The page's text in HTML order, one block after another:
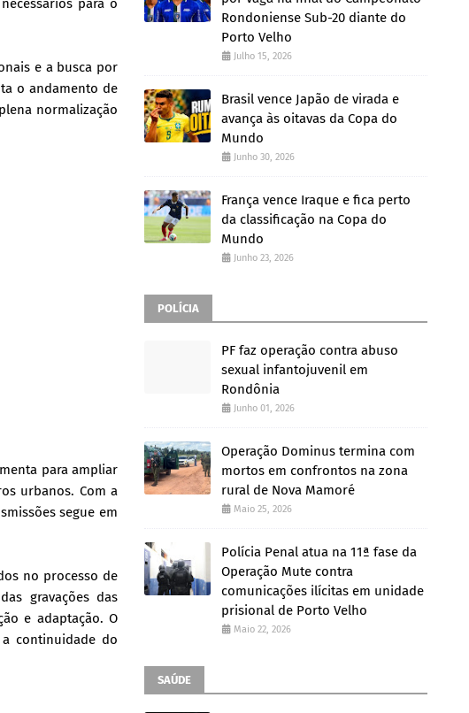
para o
e a busca por
o andamento de
normalização
para ampliar
urbanos. Com a
segue em
no processo de
gravações das
e adaptação. O
continuidade do
Rondoniense Sub-20 diante do
Porto Velho
Julho 15, 2026
Brasil vence Japão de virada e
avança às oitavas da Copa do
Mundo
Junho 30, 2026
França vence Iraque e fica perto
da classificação na Copa do
Mundo
Junho 23, 2026
POLÍCIA
PF faz operação contra abuso
sexual infantojuvenil em
Rondônia
Junho 01, 2026
Operação Dominus termina com
mortos em confrontos na zona
rural de Nova Mamoré
Maio 25, 2026
Polícia Penal atua na 11ª fase da
Operação Mute contra
comunicações ilícitas em unidade
prisional de Porto Velho
Maio 22, 2026
SAÚDE